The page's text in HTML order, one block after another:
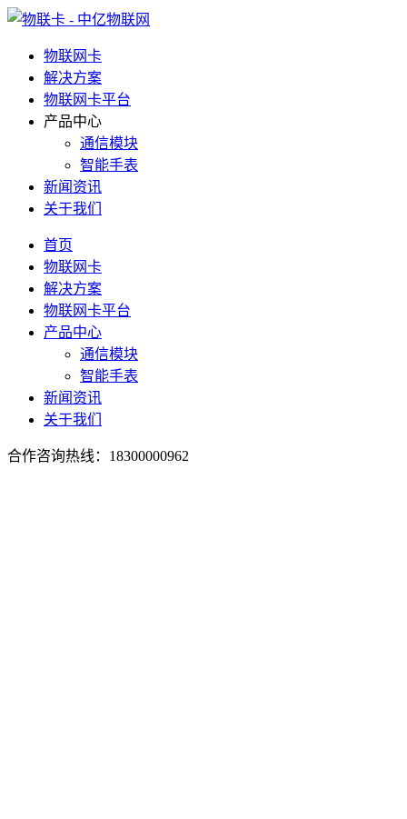
物联网卡
解决方案
物联网卡平台
产品中心
通信模块
智能手表
新闻资讯
关于我们
首页
物联网卡
解决方案
物联网卡平台
产品中心
通信模块
智能手表
新闻资讯
关于我们
合作咨询热线： 18300000962